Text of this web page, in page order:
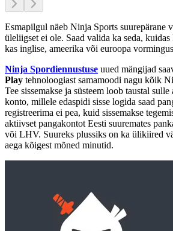
Esmapilgul näeb Ninja Sports suurepärane
üleliigset ei ole. Saad valida ka seda,
kas inglise, ameerika või euroopa
Ninja Spordiennustuse uued mängijad
Play tehnoloogiast samamoodi nagu kõik
Tee sissemakse ja süsteem loob taustal
konto, millele edaspidi sisse logida saad
registreerima ei pea, kuid sissemakse
aktiivset pangakontot Eesti suuremates
või LHV. Suureks plussiks on ka ülikiired
aega kõigest mõned minutid.